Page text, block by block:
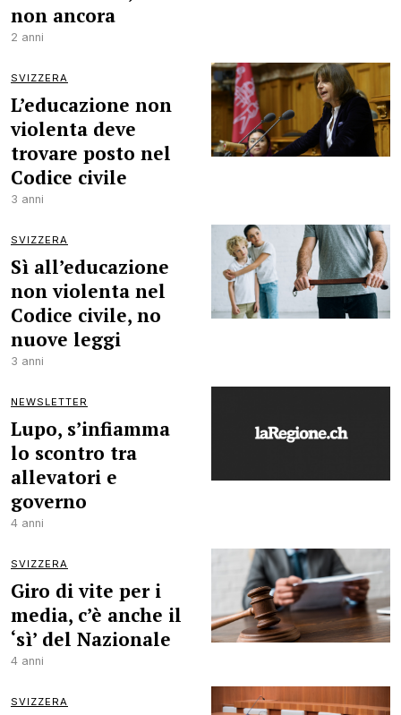
non ancora
2 anni
SVIZZERA
L’educazione non
violenta deve
trovare posto nel
Codice civile
3 anni
SVIZZERA
Sì all’educazione
non violenta nel
Codice civile, no
nuove leggi
3 anni
NEWSLETTER
Lupo, s’infiamma
lo scontro tra
allevatori e
governo
4 anni
SVIZZERA
Giro di vite per i
media, c’è anche il
‘sì’ del Nazionale
4 anni
SVIZZERA